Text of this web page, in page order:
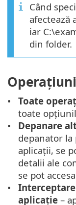
Când
afectează
iar
din folder.
Toate
toate
Depanare
depanator la
aplicații, se
detalii ale
se pot
aplicație –